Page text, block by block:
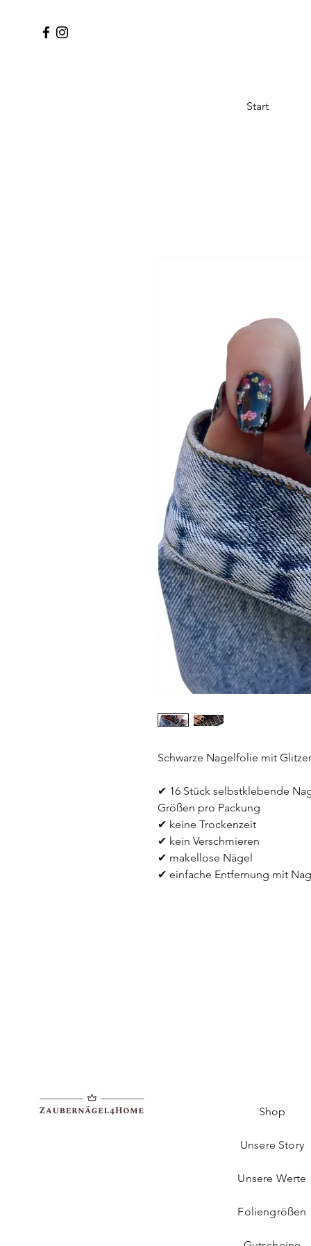
Start
Schwarze Nagelfolie mit
✔ 16 Stück selbstklebende
Größen pro Packung
✔ keine Trockenzeit
✔ kein Verschmieren
✔ makellose Nägel
✔ einfache Entfernung mit
Shop
Unsere Story
Unsere Werte
Foliengrößen